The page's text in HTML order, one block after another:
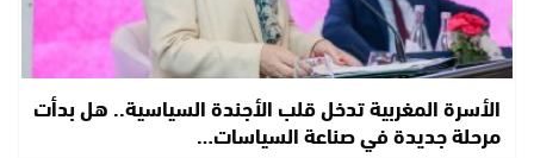
الأسرة المغربية تدخل قلب الأجندة السياسية.. هل بدأت
مرحلة جديدة في صناعة السياسات…